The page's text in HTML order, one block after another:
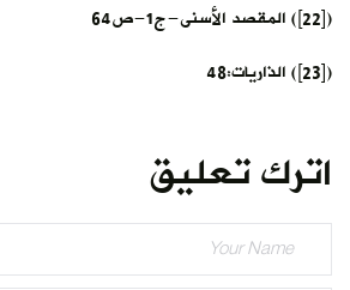
([22]) المقصد الأسنى-ج1-ص64
([23]) الذاريات:48
اترك تعليق